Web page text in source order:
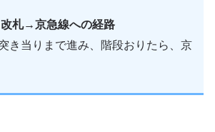
札→京急線への経路
き当りまで進み、階段おりたら、京